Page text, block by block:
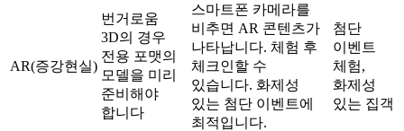
AR(증강현실)
번거로움
3D의 경우
전용 포맷의
모델을 미리
준비해야
합니다
스마트폰 카메라를
비추면 AR 콘텐츠가
나타납니다. 체험 후
체크인할 수
있습니다. 화제성
있는 첨단 이벤트에
최적입니다.
첨단
이벤트
체험,
화제성
있는 집객